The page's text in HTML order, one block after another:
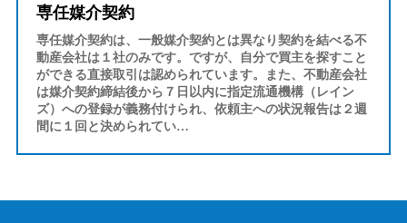
専任媒介契約
専任媒介契約は、一般媒介契約とは異なり契約を結べる不
動産会社は１社のみです。ですが、自分で買主を探すこと
ができる直接取引は認められています。また、不動産会社
は媒介契約締結後から７日以内に指定流通機構（レイン
ズ）への登録が義務付けられ、依頼主への状況報告は２週
間に１回と決められてい…